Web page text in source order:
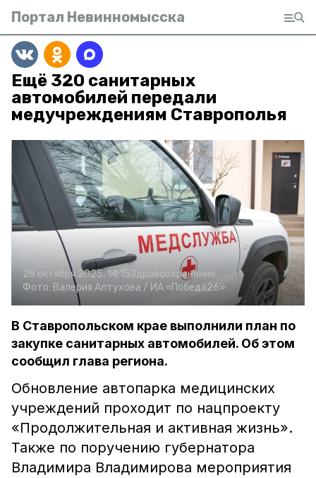
Портал Невинномысска
Ещё 320 санитарных
автомобилей передали
медучреждениям Ставрополья
28 октября 2025, 14:15Здравоохранение
Фото: Валерия Алтухова / ИА «Победа26»
В Ставропольском крае выполнили план по
закупке санитарных автомобилей. Об этом
сообщил глава региона.
Обновление автопарка медицинских
учреждений проходит по нацпроекту
«Продолжительная и активная жизнь».
Также по поручению губернатора
Владимира Владимирова мероприятия